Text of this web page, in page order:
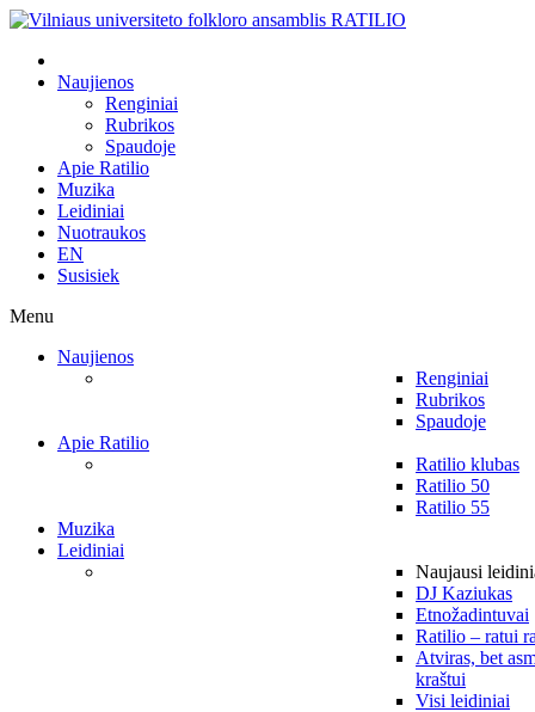
Naujienos
Renginiai
Rubrikos
Spaudoje
Apie Ratilio
Muzika
Leidiniai
Nuotraukos
EN
Susisiek
Menu
Naujienos
Renginiai
Rubrikos
Spaudoje
Apie Ratilio
Ratilio klubas
Ratilio 50
Ratilio 55
Muzika
Leidiniai
Naujausi
DJ Kaziukas
Etnožadintuvai
Ratilio – ratui
Atviras, bet
kraštui
Visi leidiniai